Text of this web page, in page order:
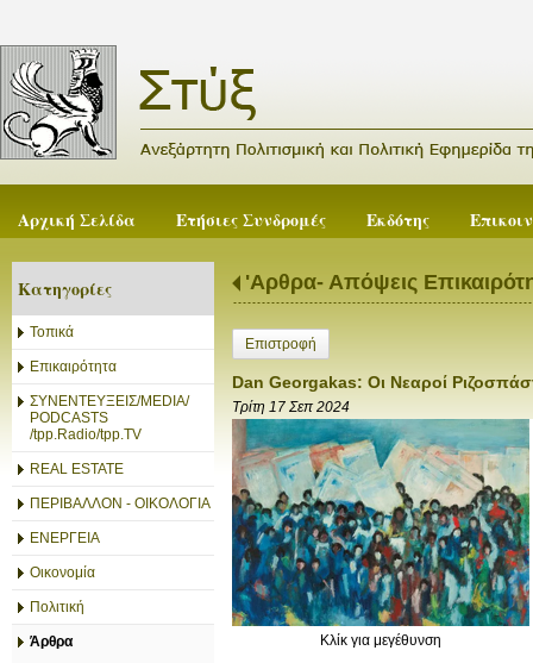
Αρχική Σελίδα Ετήσιες Συνδρομές Εκδότης
Κατηγορίες
Τοπικά
Επικαιρότητα
ΣΥΝΕΝΤΕΥΞΕΙΣ/MEDIA/
PODCASTS
/tpp.Radio/tpp.TV
REAL ESTATE
ΠΕΡΙΒΑΛΛΟΝ - ΟΙΚΟΛΟΓΙΑ
ΕΝΕΡΓΕΙΑ
Οικονομία
Πολιτική
Άρθρα
'Αρθρα- Απόψεις
Επιστροφή
Dan Georgakas: Οι Νεαροί
Τρίτη 17 Σεπ 2024
Κλίκ για μεγέθυνση